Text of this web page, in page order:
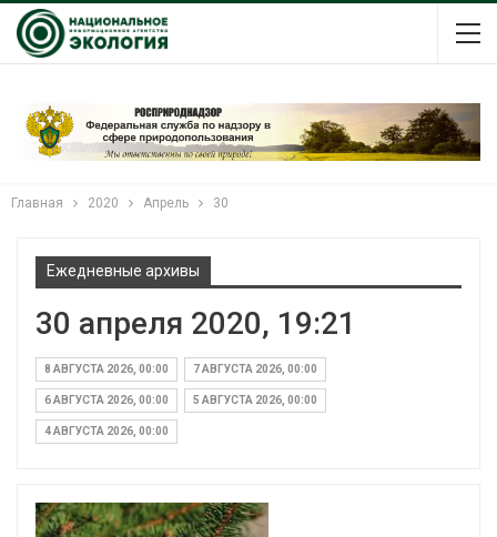
Главная 2020 Апрель 30
Ежедневные архивы
30 апреля 2020, 19:21
8 АВГУСТА 2026, 00:00 7 АВГУСТА 2026, 00:00
6 АВГУСТА 2026, 00:00 5 АВГУСТА 2026, 00:00
4 АВГУСТА 2026, 00:00